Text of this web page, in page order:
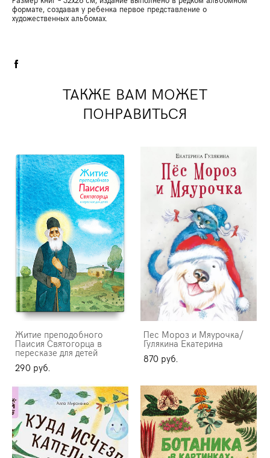
формате, создавая у ребенка первое представление о
художественных альбомах.
ТАКЖЕ ВАМ МОЖЕТ
ПОНРАВИТЬСЯ
Житие преподобного
Паисия Святогорца в
пересказе для детей
290 pуб.
Пес Мороз и Мяурочка/
Гулякина Екатерина
870 pуб.